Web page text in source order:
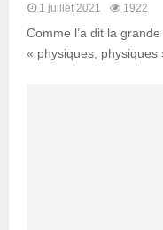
1 juillet 2021 1922
Comme l’a dit la
« physiques, physiques